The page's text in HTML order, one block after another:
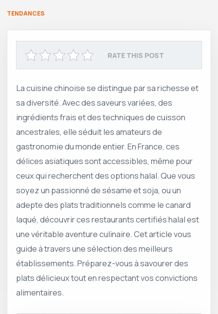
TENDANCES
RATE THIS POST
La cuisine chinoise se distingue par sa richesse et
sa diversité. Avec des saveurs variées, des
ingrédients frais et des techniques de cuisson
ancestrales, elle séduit les amateurs de
gastronomie du monde entier. En France, ces
délices asiatiques sont accessibles, même pour
ceux qui recherchent des options halal. Que vous
soyez un passionné de sésame et soja, ou un
adepte des plats traditionnels comme le canard
laqué, découvrir ces restaurants certifiés halal est
une véritable aventure culinaire. Cet article vous
guide à travers une sélection des meilleurs
établissements. Préparez-vous à savourer des
plats délicieux tout en respectant vos convictions
alimentaires.